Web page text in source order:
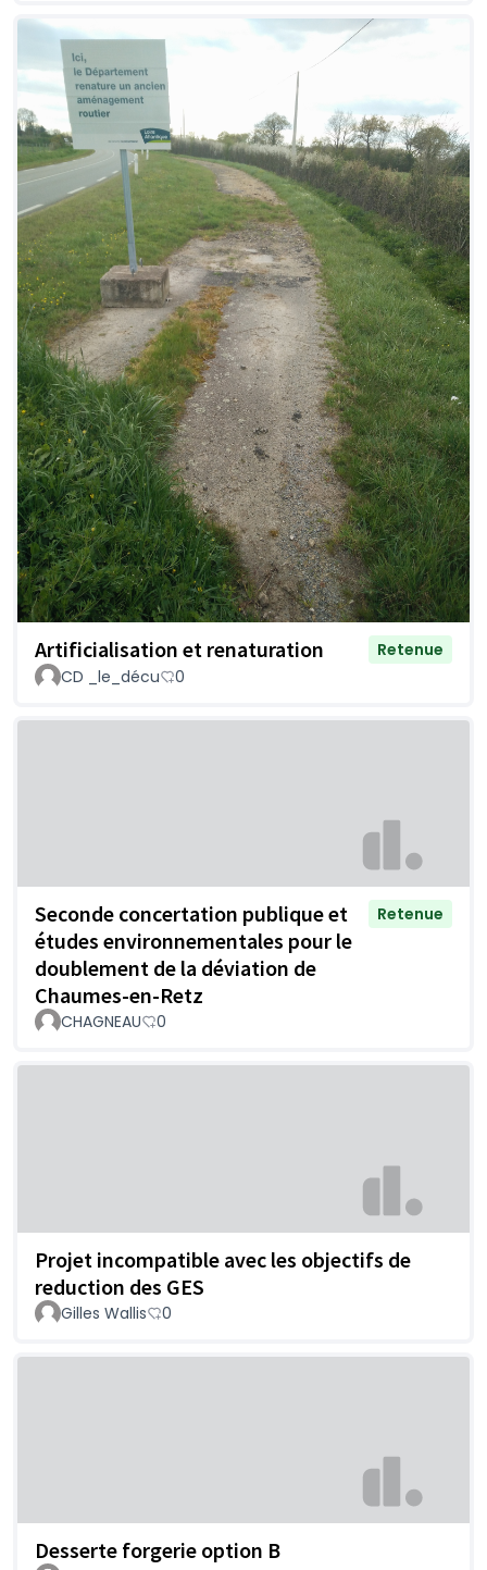
Artificialisation et renaturation
Retenue
CD _le_décu
0
Seconde concertation publique et
études environnementales pour le
doublement de la déviation de
Chaumes-en-Retz
Retenue
CHAGNEAU 0
Projet incompatible avec les objectifs de
reduction des GES
Gilles Wallis 0
Desserte forgerie option B